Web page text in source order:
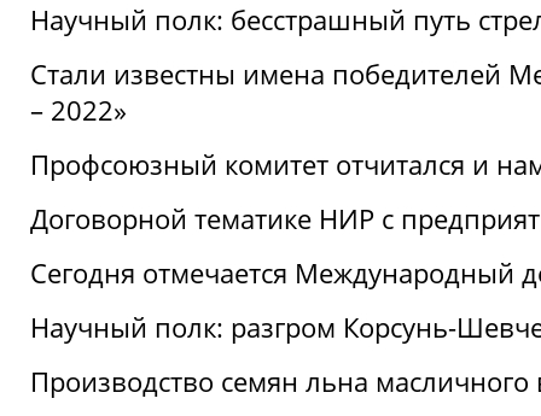
Научный полк: бесстрашный путь
Стали известны имена победителей
– 2022»
Профсоюзный комитет отчитался и
Договорной тематике НИР с
Сегодня отмечается Международный
Научный полк: разгром Корсунь-
Производство семян льна